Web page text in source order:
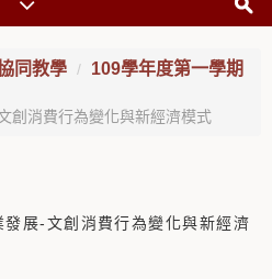
同教學
109學年度第一學期
創消費行為變化與新經濟模式
展-文創消費行為變化與新經濟